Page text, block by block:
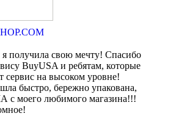
получила свою мечту! Спасибо
BuyUSA и ребятам, которые
сервис на высоком уровне!
быстро, бережно упакована,
с моего любимого магазина!!!